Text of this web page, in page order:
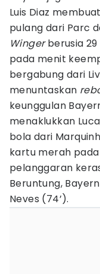
Luis Diaz
pulang dari Parc
Wingerberusia
pada menit
bergabung dari
menuntaskan
keunggulan
menaklukkan
bola dari
kartu merah
pelanggaran
Beruntung,
Neves (74’).